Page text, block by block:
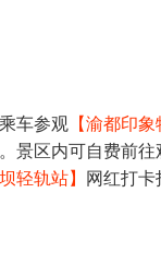
车参观 【渝都印象
景区内可自费前
轻轨站】 网红打